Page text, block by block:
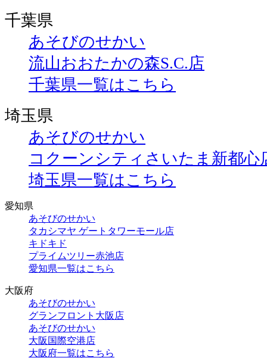
千葉県
あそびのせかい
流山おおたかの森S.C.店
千葉県一覧はこちら
埼玉県
あそびのせかい
コクーンシティさいたま新都心
埼玉県一覧はこちら
愛知県
あそびのせかい
タカシマヤ ゲートタワーモール店
キドキド
プライムツリー赤池店
愛知県一覧はこちら
大阪府
あそびのせかい
グランフロント大阪店
あそびのせかい
大阪国際空港店
大阪府一覧はこちら